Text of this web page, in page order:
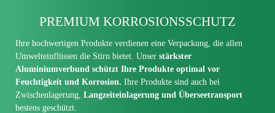
PREMIUM KORROSIONS­SCHUTZ
Ihre hochwertigen Produkte verdienen eine Verpackung, die allen
Umwelt­einflüssen die Stirn bietet. Unser stärkster
Aluminiumverbund schützt Ihre Produkte optimal vor
Feuchtigkeit und Korrosion. Ihre Produkte sind auch bei
Zwischenlagerung, Langzeit­einlagerung und Übersee­transport
bestens geschützt.